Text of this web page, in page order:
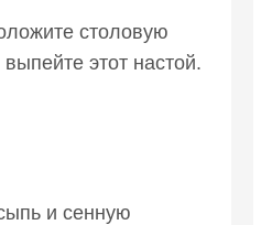
столовую
этот настой.
и сенную